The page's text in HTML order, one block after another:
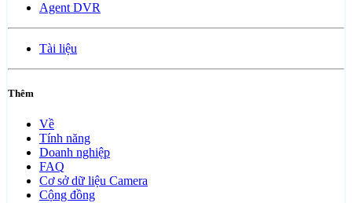
Agent DVR
Tài liệu
Thêm
Về
Tính năng
Doanh nghiệp
FAQ
Cơ sở dữ liệu Camera
Cộng đồng